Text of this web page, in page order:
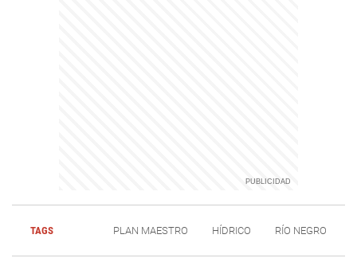
TAGS PLAN MAESTRO HÍDRICO RÍO NEGRO